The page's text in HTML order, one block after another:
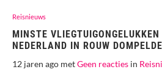
Reisnieuws
MINSTE
NEDERLAND IN ROUW DOMPELDE
12 jaren ago metGeen reacties in